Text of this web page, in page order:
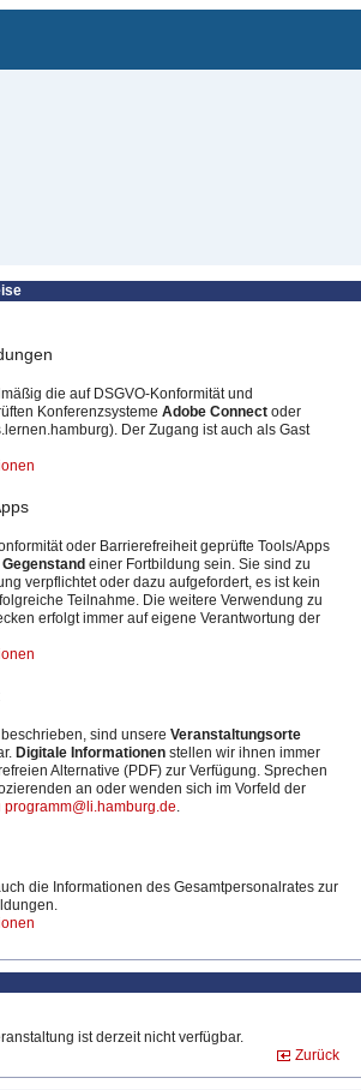
die auf DSGVO-Konformität und
Konferenzsysteme Adobe Connect oder
Der Zugang ist auch als Gast
oder Barrierefreiheit geprüfte Tools/Apps
einer Fortbildung sein. Sie sind zu
verpflichtet oder dazu aufgefordert, es ist kein
Teilnahme. Die weitere Verwendung zu
erfolgt immer auf eigene Verantwortung der
sind unsere Veranstaltungsorte
Digitale Informationen stellen wir ihnen immer
Alternative (PDF) zur Verfügung. Sprechen
an oder wenden sich im Vorfeld der
programm@li.hamburg.de.
die Informationen des Gesamtpersonalrates zur
ist derzeit nicht verfügbar.
Zurück